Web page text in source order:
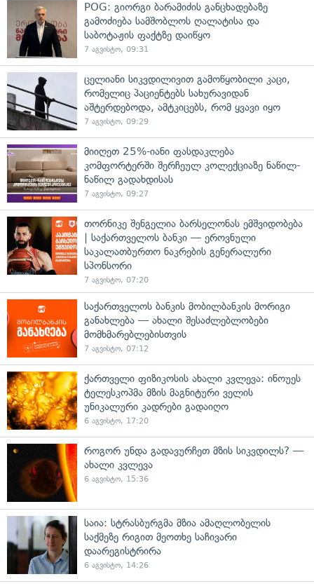
POG: გიორგი ბარამიძის განცხადებაზე
გამოძიება სამშობლოს ღალატისა და
საბოტაჟის ფაქტზე დაიწყო
7 აგვისტო, 09:31
ცელიანი სიკვდილივით გამოწყობილი კაცი,
რომელიც პაციენტებს სახურავიდან
აშტერდებოდა, ამტკიცებს, რომ ყვავი იყო
7 აგვისტო, 09:29
მიიღეთ 25%-იანი ფასდაკლება
კომფორტერში შერჩეულ კოლექციაზე ნაწილ-
ნაწილ გადახდისას
7 აგვისტო, 09:27
თორნიკე შენგელია ბარსელონას ემშვიდობება
| საქართველოს ბანკი — ეროვნული
საკალათბურთო ნაკრების გენერალური
სპონსორი
7 აგვისტო, 07:20
საქართველოს ბანკის მობილბანკის მორიგი
განახლება — ახალი შესაძლებლობები
მომხმარებლებისთვის
7 აგვისტო, 07:12
ქართველი ფიზიკოსის ახალი კვლევა: ინოუეს
ტელესკოპმა მზის მაგნიტური ველის
უნიკალური კადრები გადაიღო
6 აგვისტო, 17:20
როგორ უნდა გადავურჩეთ მზის სიკვდილს? —
ახალი კვლევა
6 აგვისტო, 15:36
საია: სტრასბურგმა მზია ამაღლობელის
საქმეზე რიგით მეოთხე საჩივარი
დაარეგისტრირა
6 აგვისტო, 14:26